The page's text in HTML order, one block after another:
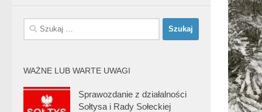
Szukaj:
WAŻNE LUB WARTE UWAGI
Sprawozdanie z działalności
Sołtysa i Rady Sołeckiej